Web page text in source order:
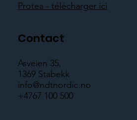
Protea - télécharger ici
Contact
Asveien 35,
1369 Stabekk
info@ndtnordic.no
+4767 100 500